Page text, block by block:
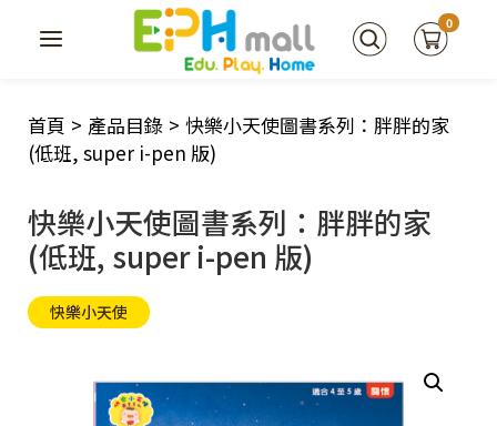
0
首頁 > 產品目錄 > 快樂小天使圖書系列：胖胖的家
(低班, super i-pen 版)
快樂小天使圖書系列：胖胖的家
(低班, super i-pen 版)
快樂小天使